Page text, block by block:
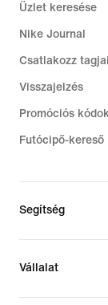
Üzlet keresése
Nike Journal
Csatlakozz
Visszajelzés
Promóciós kódok
Futócipő-kereső
Segítség
Vállalat